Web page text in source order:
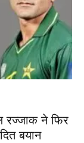
रज्जाक ने फिर
बयान